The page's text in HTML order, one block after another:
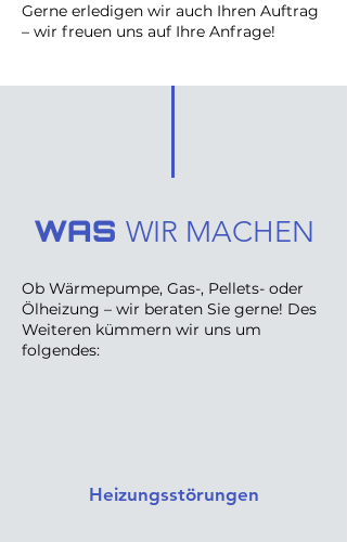
Gerne erledigen wir auch Ihren Auftrag
– wir freuen uns auf Ihre Anfrage!
WAS WIR MACHEN
Ob Wärmepumpe, Gas-, Pellets- oder
Ölheizung – wir beraten Sie gerne! Des
Weiteren kümmern wir uns um
folgendes:
Heizungsstörungen